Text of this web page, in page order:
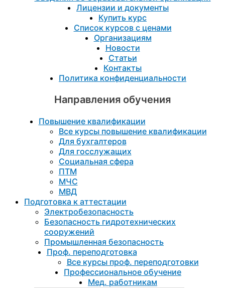
Лицензии и документы
Купить курс
Список курсов с ценами
Организациям
Новости
Статьи
Контакты
Политика конфиденциальности
Направления обучения
Повышение квалификации
Все курсы повышение квалификации
Для бухгалтеров
Для госслужащих
Социальная сфера
ПТМ
МЧС
МВД
Подготовка к aттестации
Электробезопасность
Безопасность гидротехнических
сооружений
Промышленная безопасность
Проф. переподготовка
Все курсы проф. переподготовки
Профессиональное обучение
Мед. работникам